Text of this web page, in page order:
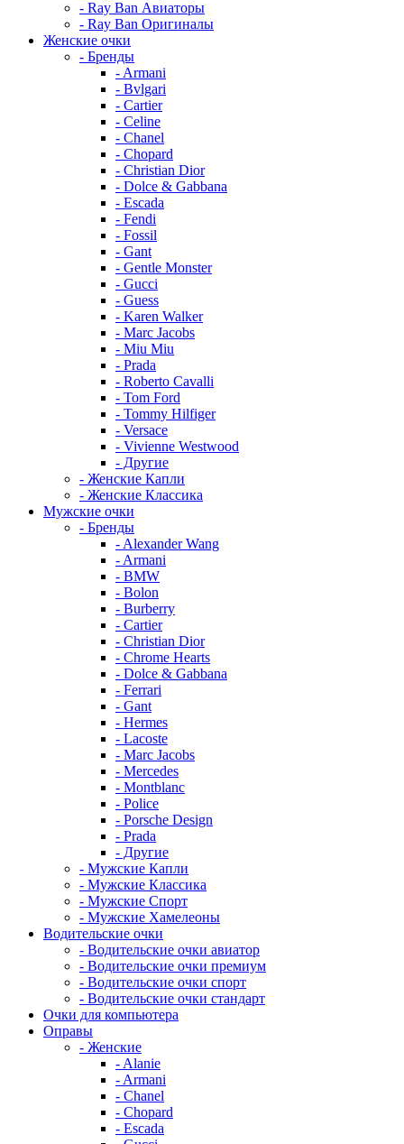
- Ray Ban Авиаторы
- Ray Ban Оригиналы
Женские очки
- Бренды
- Armani
- Bvlgari
- Cartier
- Celine
- Chanel
- Chopard
- Christian Dior
- Dolce & Gabbana
- Escada
- Fendi
- Fossil
- Gant
- Gentle Monster
- Gucci
- Guess
- Karen Walker
- Marc Jacobs
- Miu Miu
- Prada
- Roberto Cavalli
- Tom Ford
- Tommy Hilfiger
- Versace
- Vivienne Westwood
- Другие
- Женские Капли
- Женские Классика
Мужские очки
- Бренды
- Alexander Wang
- Armani
- BMW
- Bolon
- Burberry
- Cartier
- Christian Dior
- Chrome Hearts
- Dolce & Gabbana
- Ferrari
- Gant
- Hermes
- Lacoste
- Marc Jacobs
- Mercedes
- Montblanc
- Police
- Porsche Design
- Prada
- Другие
- Мужские Капли
- Мужские Классика
- Мужские Спорт
- Мужские Хамелеоны
Водительские очки
- Водительские очки авиатор
- Водительские очки премиум
- Водительские очки спорт
- Водительские очки стандарт
Очки для компьютера
Оправы
- Женские
- Alanie
- Armani
- Chanel
- Chopard
- Escada